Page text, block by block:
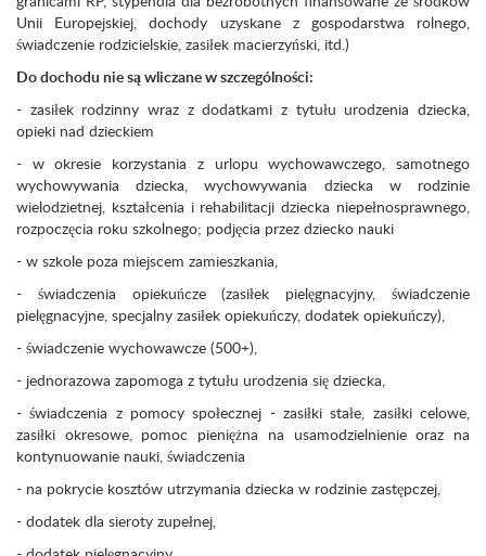
Unii Europejskiej,dochody uzyskane z gospodarstwa rolnego,
świadczenie rodzicielskie, zasiłek macierzyński, itd.)
Do dochodu nie są wliczane w szczególności:
- zasiłek rodzinny wraz z dodatkami z tytułu urodzenia dziecka,
opieki nad dzieckiem
- w okresie korzystania z urlopu wychowawczego, samotnego
wychowywania dziecka, wychowywania dziecka w rodzinie
wielodzietnej, kształcenia i rehabilitacji dziecka niepełnosprawnego,
rozpoczęcia roku szkolnego; podjęcia przez dziecko nauki
- w szkole poza miejscem zamieszkania,
- świadczenia opiekuńcze (zasiłek pielęgnacyjny, świadczenie
pielęgnacyjne, specjalny zasiłek opiekuńczy, dodatek opiekuńczy),
- świadczenie wychowawcze (500+),
- jednorazowa zapomoga z tytułu urodzenia się dziecka,
- świadczenia z pomocy społecznej - zasiłki stałe, zasiłki celowe,
zasiłki okresowe, pomoc pieniężna na usamodzielnienie oraz na
kontynuowanie nauki, świadczenia
- na pokrycie kosztów utrzymania dziecka w rodzinie zastępczej,
- dodatek dla sieroty zupełnej,